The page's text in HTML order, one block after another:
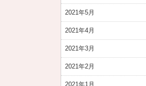
2021年5月
2021年4月
2021年3月
2021年2月
2021年1月